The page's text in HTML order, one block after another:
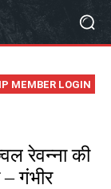
MEMBER LOGIN
रेवन्ना की
गंभीर